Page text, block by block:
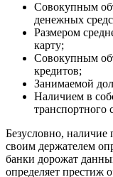
Совокупным
денежных
Размером
карту;
Совокупным
кредитов;
Занимаемой
Наличием в
транспортного
Безусловно, наличие
своим держателем
банки дорожат
определяет престиж